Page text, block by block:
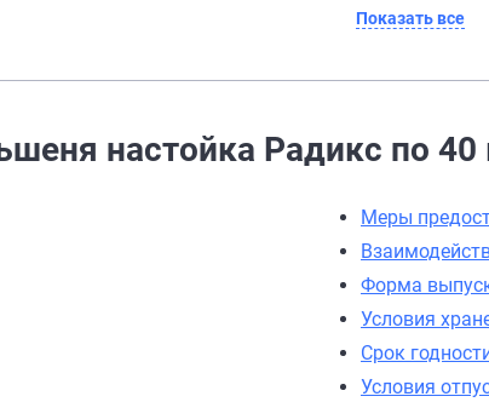
Показать все
настойка Радикс по
Меры
Форма
Условия
Срок
Условия